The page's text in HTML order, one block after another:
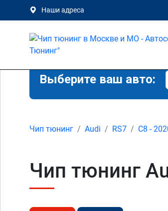
Наши адреса
Выберите ваш авто:
Чип тюнинг Audi RS7 C8 -
Чип тюнинг